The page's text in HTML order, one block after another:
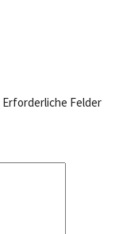
Erforderliche Felder